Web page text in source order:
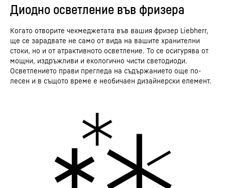
Диодно осветление във фризера
Когато отворите чекмеджетата във вашия фризер Liebherr,
ще се зарадвате не само от вида на вашите хранителни
стоки, но и от атрактивното осветление. То се осигурява от
мощни, издръжливи и екологично чисти светодиоди.
Осветлението прави прегледа на съдържанието още по-
лесен и в същото време е необичаен дизайнерски елемент.